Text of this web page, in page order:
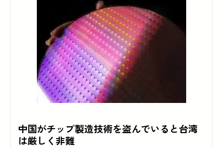
中国がチップ製造技術を盗んでいると台湾
は厳しく非難